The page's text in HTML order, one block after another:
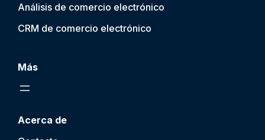
Análisis de comercio electrónico
CRM de comercio electrónico
Más
Acerca de